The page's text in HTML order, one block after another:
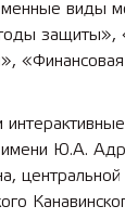
виды
защиты»,
«Финансовая
Ю.А.
центральной